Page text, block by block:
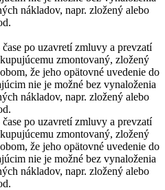
nákladov, napr. zložený alebo
nábytok a pod.
po uzavretí zmluvy a prevzatí
zmontovaný, zložený
že jeho opätovné uvedenie do
nie je možné bez vynaloženia
nákladov, napr. zložený alebo
po uzavretí zmluvy a prevzatí
zmontovaný, zložený
že jeho opätovné uvedenie do
nie je možné bez vynaloženia
nákladov, napr. zložený alebo